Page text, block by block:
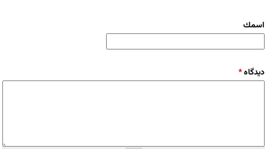
‏اسمك ‏
‏دیدگاه ‏*